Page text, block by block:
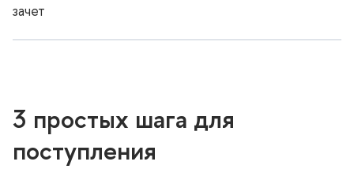
зачет
3 простых шага для
поступления